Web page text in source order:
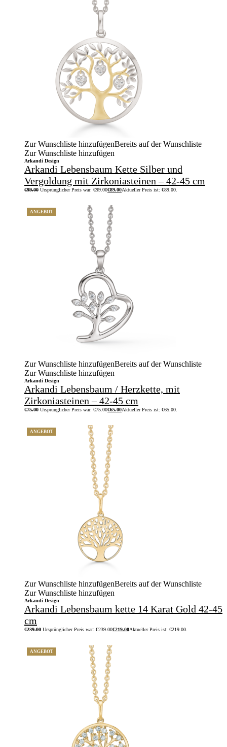
Zur Wunschliste hinzufügenBereits auf der Wunschliste
Zur Wunschliste hinzufügen
Arkandi Design
Arkandi Lebensbaum Kette Silber und
Vergoldung mit Zirkoniasteinen – 42-45 cm
€99.00 Ursprünglicher Preis war: €99.00€89.00Aktueller Preis ist: €89.00.
ANGEBOT
Zur Wunschliste hinzufügenBereits auf der Wunschliste
Zur Wunschliste hinzufügen
Arkandi Design
Arkandi Lebensbaum / Herzkette, mit
Zirkoniasteinen – 42-45 cm
€75.00 Ursprünglicher Preis war: €75.00€65.00Aktueller Preis ist: €65.00.
ANGEBOT
Zur Wunschliste hinzufügenBereits auf der Wunschliste
Zur Wunschliste hinzufügen
Arkandi Design
Arkandi Lebensbaum kette 14 Karat Gold 42-45
cm
€239.00 Ursprünglicher Preis war: €239.00€219.00Aktueller Preis ist: €219.00.
ANGEBOT